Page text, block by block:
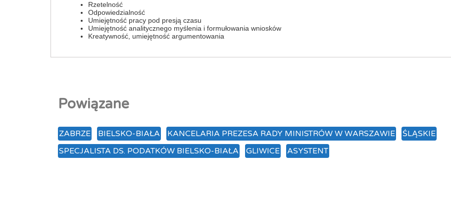
Rzetelność
Odpowiedzialność
Umiejętność pracy pod presją czasu
Umiejętność analitycznego myślenia i formułowania wniosków
Kreatywność, umiejętność argumentowania
Powiązane
ZABRZE BIELSKO-BIAŁA KANCELARIA PREZESA RADY MINISTRÓW W WARSZAWIE
ŚLĄSKIE
SPECJALISTA DS. PODATKÓW BIELSKO-BIAŁA
GLIWICE ASYSTENT